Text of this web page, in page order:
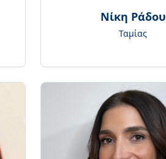
Νίκη Ράδου
Ταμίας